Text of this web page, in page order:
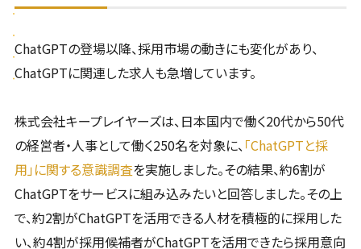
ChatGPTの登場以降、採用市場の動きにも変化があり、
ChatGPTに関連した求人も急増しています。
株式会社キープレイヤーズは、日本国内で働く20代から50代
の経営者・人事として働く250名を対象に、「ChatGPTと採
用」に関する意識調査を実施しました。その結果、約6割が
ChatGPTをサービスに組み込みたいと回答しました。その上
で、約2割がChatGPTを活用できる人材を積極的に採用した
い、約4割が採用候補者がChatGPTを活用できたら採用意向